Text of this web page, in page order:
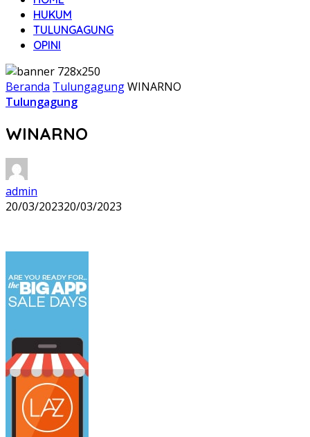
HUKUM
TULUNGAGUNG
OPINI
Beranda TulungagungWINARNO
Tulungagung
WINARNO
admin
20/03/202320/03/2023